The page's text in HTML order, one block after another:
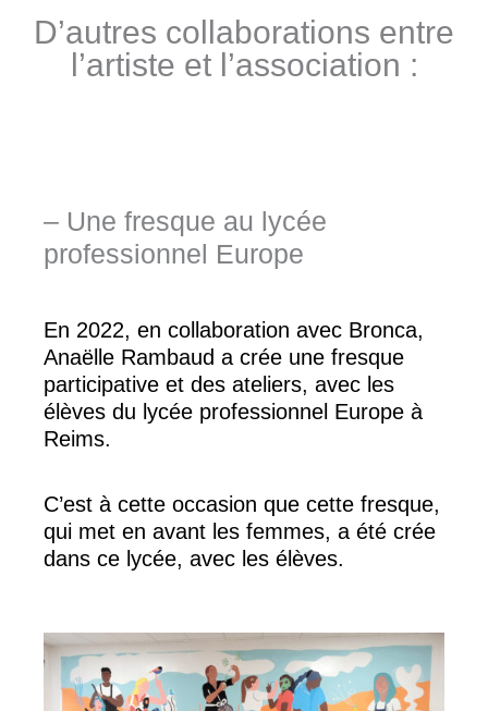
D’autres collaborations entre
l’artiste et l’association :
– Une fresque au lycée
professionnel Europe
En 2022, en collaboration avec Bronca,
Anaëlle Rambaud a crée une fresque
participative et des ateliers, avec les
élèves du lycée professionnel Europe à
Reims.
C’est à cette occasion que cette fresque,
qui met en avant les femmes, a été crée
dans ce lycée, avec les élèves.